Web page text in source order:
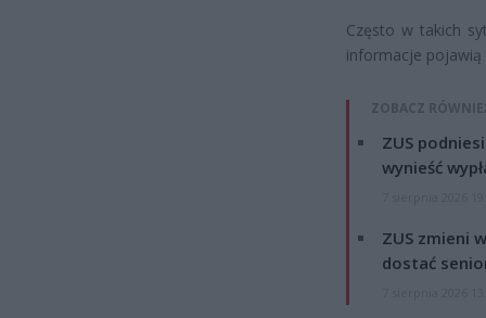
Często w takich
informacje pojawią
ZOBACZ
ZUS
wynieść
ZUS zmieni
dostać